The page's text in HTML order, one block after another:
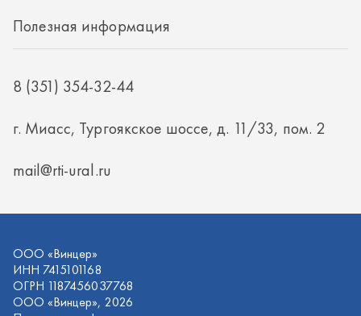
ИНН 7415101168
ОГРН 1187456037768
Политика конфиденциальности